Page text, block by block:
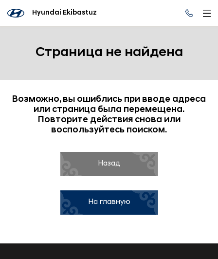
Hyundai Ekibastuz
Страница не найдена
Возможно, вы ошиблись при вводе адреса
или страница была перемещена.
Повторите действия снова или
воспользуйтесь поиском.
Назад
На главную